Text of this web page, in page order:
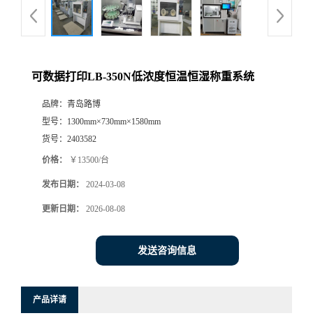
品
厅
可数据打印LB-350N低浓度恒温恒湿称重系统
品牌： 青岛路博
型号： 1300mm×730mm×1580mm
货号： 2403582
价格： ￥13500/台
发布日期： 2024-03-08
更新日期： 2026-08-08
发送咨询信息
产品详请